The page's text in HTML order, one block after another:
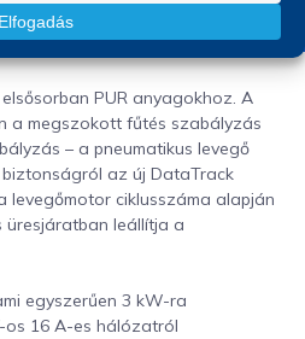
PUR anyagokhoz. A
a megszokott fűtés szabályzás
– a pneumatikus levegő
az új DataTrack
levegőmotor ciklusszáma alapján
leállítja a
egyszerűen 3 kW-ra
16 A-es hálózatról